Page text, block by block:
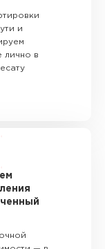
и
лично в